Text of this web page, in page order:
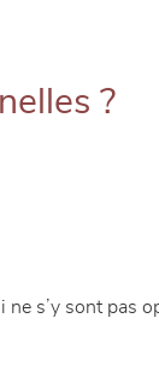
?
s’y sont pas